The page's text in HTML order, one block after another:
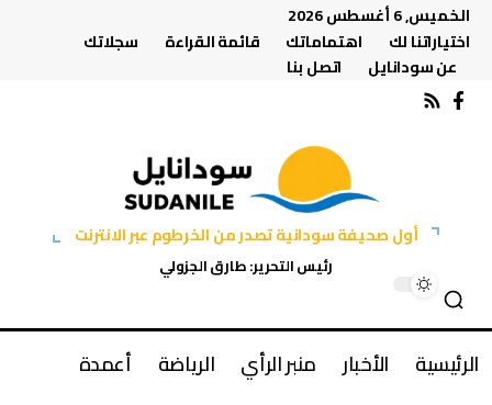
الخميس, 6 أغسطس 2026
اختياراتنا لك
اهتماماتك قائمة القراءة
سجلاتك
عن سودانايل
اتصل بنا
أول صحيفة سودانية تصدر من الخرطوم عبر الانترنت
رئيس التحرير: طارق الجزولي
الرئيسية الأخبار منبر الرأي الرياضة
أعمدة